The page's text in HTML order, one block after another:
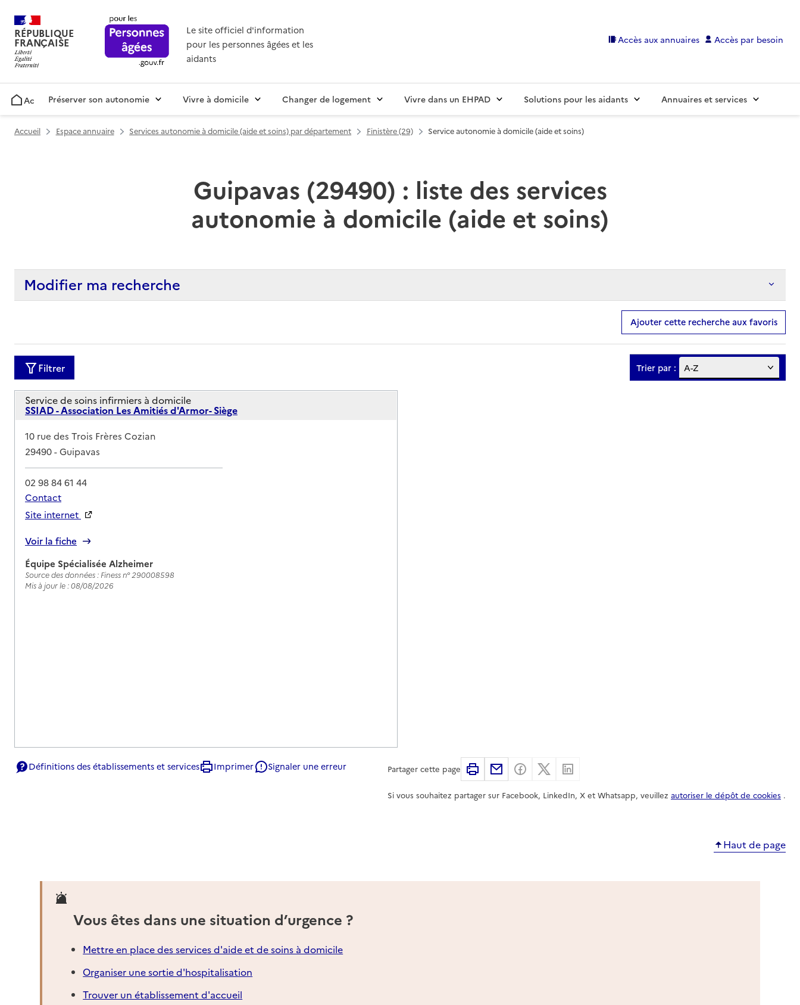
RÉPUBLIQUE
FRANÇAISE
Le site officiel d'information
pour les personnes âgées et les
aidants
Accès aux annuaires Accès par besoin
AccueilPréserver son autonomie Vivre à domicile Changer de logement Vivre dans un EHPAD Solutions pour les aidants Annuaires et services
Accueil Espace annuaire Services autonomie à domicile (aide et soins) par département Finistère (29) Service autonomie à domicile (aide et soins)
Guipavas (29490) : liste des services
autonomie à domicile (aide et soins)
Modifier ma recherche
Ajouter cette recherche aux favoris
Filtrer Trier par :
Service de soins infirmiers à domicile
SSIAD - Association Les Amitiés d'Armor- Siège
Adresse
10 rue des Trois Frères Cozian
29490-Guipavas
02 98 84 61 44
Contact
Site internet
Voir la fiche
Équipe Spécialisée Alzheimer
Source des données : Finess n° 290008598
Mis à jour le : 08/08/2026
Définitions des établissements et services Imprimer Signaler une erreur Partager cette page ImprimerPartager par email
Partager sur Facebook
Partager sur X
Si vous souhaitez partager sur Facebook, LinkedIn, X et Whatsapp, veuillez autoriser le dépôt de cookies .
Haut de page
Vous êtes dans une situation d’urgence ?
Mettre en place des services d'aide et de soins à domicile
Organiser une sortie d'hospitalisation
Trouver un établissement d'accueil